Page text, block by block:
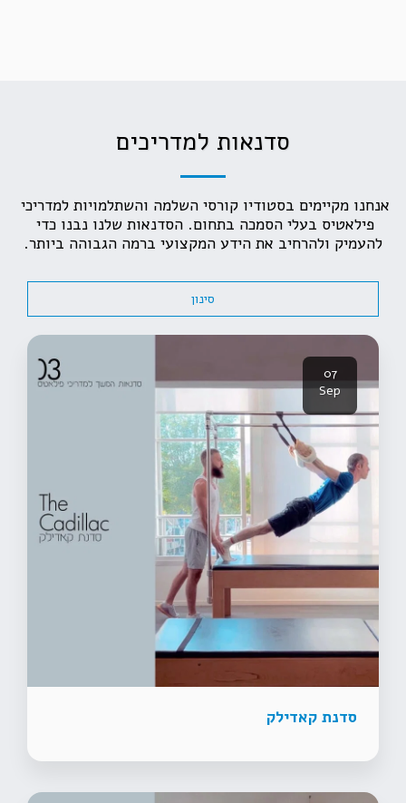
סדנאות למדריכים
אנחנו מקיימים בסטודיו קורסי השלמה והשתלמויות למדריכי
פילאטיס בעלי הסמכה בתחום. הסדנאות שלנו נבנו כדי
להעמיק ולהרחיב את הידע המקצועי ברמה הגבוהה ביותר.
סינון
07
Sep
סדנת קאדילק